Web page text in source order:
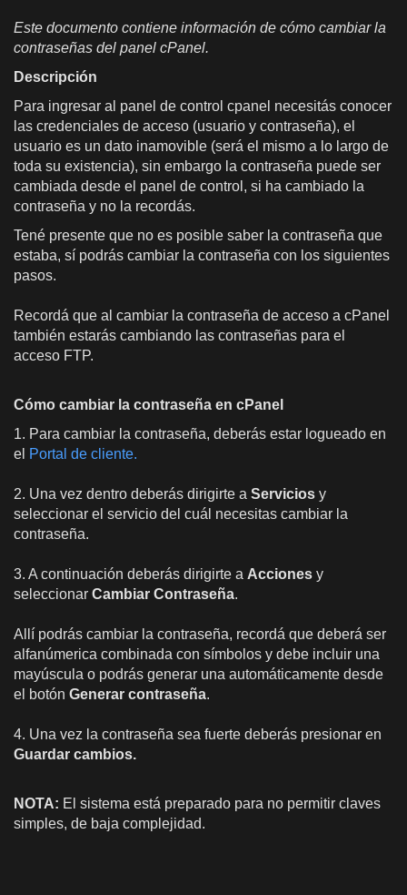
Este documento contiene información de cómo cambiar la
contraseñas del panel cPanel.
Descripción
Para ingresar al panel de control cpanel necesitás conocer
las credenciales de acceso (usuario y contraseña), el
usuario es un dato inamovible (será el mismo a lo largo de
toda su existencia), sin embargo la contraseña puede ser
cambiada desde el panel de control, si ha cambiado la
contraseña y no la recordás.
Tené presente que no es posible saber la contraseña que
estaba, sí podrás cambiar la contraseña con los siguientes
pasos.
Recordá que al cambiar la contraseña de acceso a cPanel
también estarás cambiando las contraseñas para el
acceso FTP.
Cómo cambiar la contraseña en cPanel
1. Para cambiar la contraseña, deberás estar logueado en
el Portal de cliente.
2. Una vez dentro deberás dirigirte a Servicios y
seleccionar el servicio del cuál necesitas cambiar la
contraseña.
3. A continuación deberás dirigirte a Acciones y
seleccionar Cambiar Contraseña.
Allí podrás cambiar la contraseña, recordá que deberá ser
alfanúmerica combinada con símbolos y debe incluir una
mayúscula o podrás generar una automáticamente desde
el botón Generar contraseña.
4. Una vez la contraseña sea fuerte deberás presionar en
Guardar cambios.
NOTA: El sistema está preparado para no permitir claves
simples, de baja complejidad.